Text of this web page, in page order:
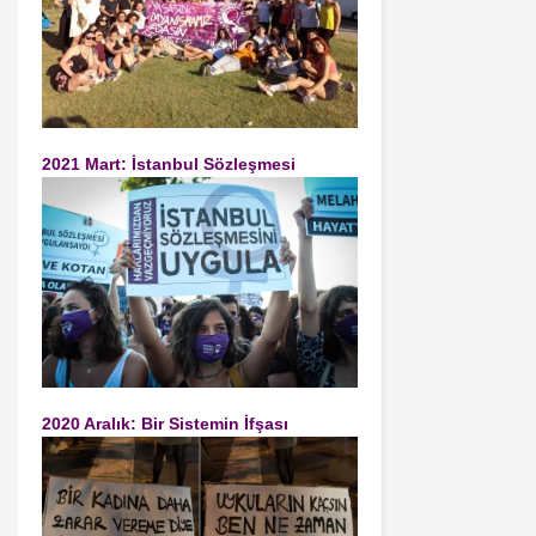
2021 Mart: İstanbul Sözleşmesi
2020 Aralık: Bir Sistemin İfşası